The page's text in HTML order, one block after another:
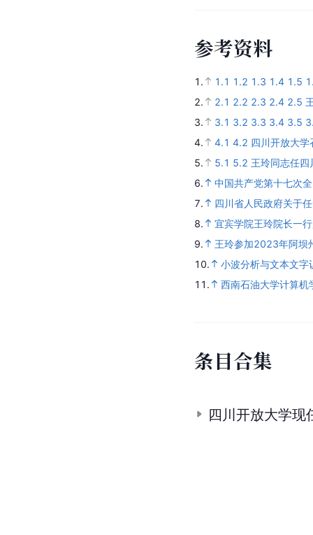
参考资料
1. 1.1 1.2 1.3 1.4 1.5
2.
2.1 2.2 2.3 2.4 2.5
3.
3.1 3.2 3.3 3.4 3.5
4.
4.1 4.2 四川开放大学
5.
5.1 5.2 王玲同志任
6.
中国共产党第十七次
7.
四川省人民政府关于
8.
宜宾学院王玲院长一
9.
王玲参加2023年阿坝
10.
小波分析与文本文字
11.
西南石油大学计算机
条目合集
四川开放大学现